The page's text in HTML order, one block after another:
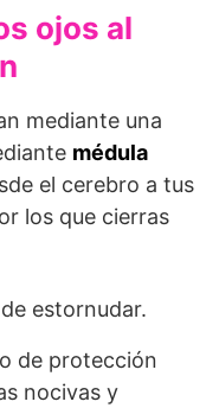
ojos al
mediante una
médula
el cerebro a tus
los que cierras
estornudar.
de protección
nocivas y